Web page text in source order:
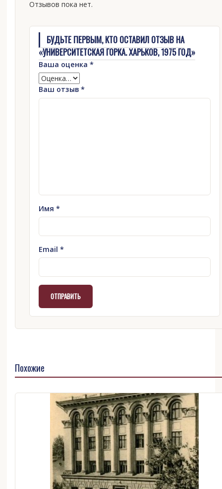
Отзывов пока нет.
БУДЬТЕ ПЕРВЫМ, КТО ОСТАВИЛ ОТЗЫВ НА
«УНИВЕРСИТЕТСКАЯ ГОРКА. ХАРЬКОВ, 1975 ГОД»
Ваша оценка *
Ваш отзыв *
Имя *
Email *
Похожие